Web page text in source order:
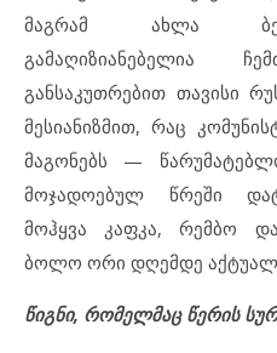
მაგრამ ახლა
გამაღიზიანებელია
განსაკუთრებით თავისი
მესიანიზმით, რაც
მაგონებს —
მოჯადოებულ წრეში
მოჰყვა კაფკა, რემბო
ბოლო ორი დღემდე
წიგნი, რომელმაც წერის